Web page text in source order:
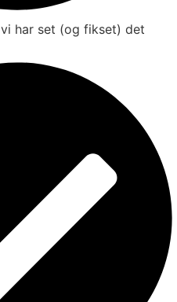
vi har set (og fikset) det